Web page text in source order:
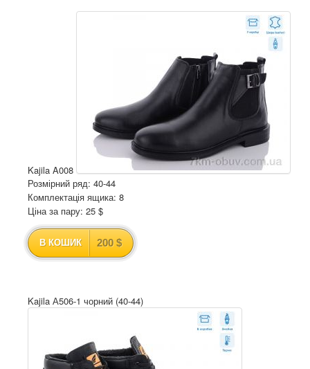
Kajila A008
Розмірний ряд: 40-44
Комплектація ящика: 8
Ціна за пару: 25 $
В КОШИК 200 $
Kajila А506-1 чорний (40-44)